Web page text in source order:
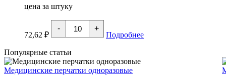
"UNITE"
100
шт/
рул
цена за штуку
72,62 ₽
-
Количество
товара
Чехол
резинке
200х90х15см
(материал
+
Подробнее
Популярные статьи
Медицинские перчатки одноразовые